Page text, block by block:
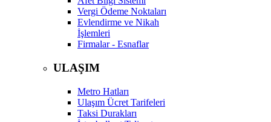
Vergi Ödeme Noktaları
Evlendirme ve Nikah
İşlemleri
Firmalar - Esnaflar
ULAŞIM
Metro Hatları
Ulaşım Ücret Tarifeleri
Taksi Durakları